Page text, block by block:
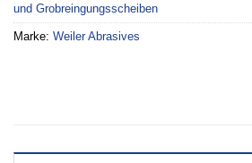
und Grobreingungsscheiben
Marke: Weiler Abrasives